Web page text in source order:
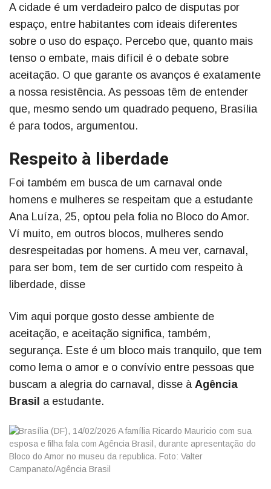
A cidade é um verdadeiro palco de disputas por
espaço, entre habitantes com ideais diferentes
sobre o uso do espaço. Percebo que, quanto mais
tenso o embate, mais difícil é o debate sobre
aceitação. O que garante os avanços é exatamente
a nossa resistência. As pessoas têm de entender
que, mesmo sendo um quadrado pequeno, Brasília
é para todos, argumentou.
Respeito à liberdade
Foi também em busca de um carnaval onde
homens e mulheres se respeitam que a estudante
Ana Luíza, 25, optou pela folia no Bloco do Amor.
Ví muito, em outros blocos, mulheres sendo
desrespeitadas por homens. A meu ver, carnaval,
para ser bom, tem de ser curtido com respeito à
liberdade, disse
Vim aqui porque gosto desse ambiente de
aceitação, e aceitação significa, também,
segurança. Este é um bloco mais tranquilo, que tem
como lema o amor e o convívio entre pessoas que
buscam a alegria do carnaval, disse à Agência
Brasil a estudante.